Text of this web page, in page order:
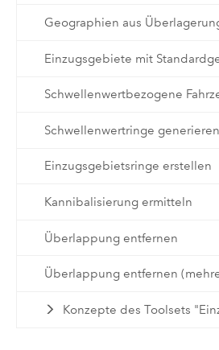
Geographien aus
Einzugsgebiete mit
Schwellenwertbezogene
Schwellenwertringe generieren
Einzugsgebietsringe erstellen
Kannibalisierung ermitteln
Überlappung entfernen
Überlappung entfernen
Konzepte des Toolsets